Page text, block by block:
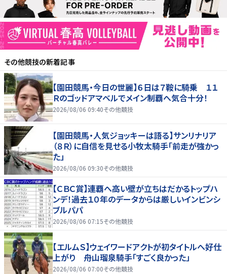
その他競技の新着記事
【園田競馬・今日の世麗】６日は７鞍に騎乗 １１
Ｒのゴッドアマベルでメイン制覇へ気合十分！
2026/08/06 09:40その他競技
【園田競馬・人気ジョッキーは語る】サンリナリア
（８Ｒ）に自信を見せる小牧太騎手「前走が強かっ
た」
2026/08/06 09:30その他競技
【ＣＢＣ賞】連覇へ高い壁が立ちはだかるトップハ
ンデ！過去１０年のデータからは厳しいインビンシ
ブルパパ
2026/08/06 07:15その他競技
【エルムＳ】ウェイワードアクトが初タイトルへ好仕
上がり 舟山瑠泉騎手「すごく良かった」
2026/08/06 07:00その他競技